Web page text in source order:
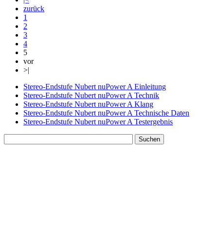
zurück
1
2
3
4
5
vor
>|
Stereo-Endstufe Nubert nuPower A Einleitung
Stereo-Endstufe Nubert nuPower A Technik
Stereo-Endstufe Nubert nuPower A Klang
Stereo-Endstufe Nubert nuPower A Technische Daten
Stereo-Endstufe Nubert nuPower A Testergebnis